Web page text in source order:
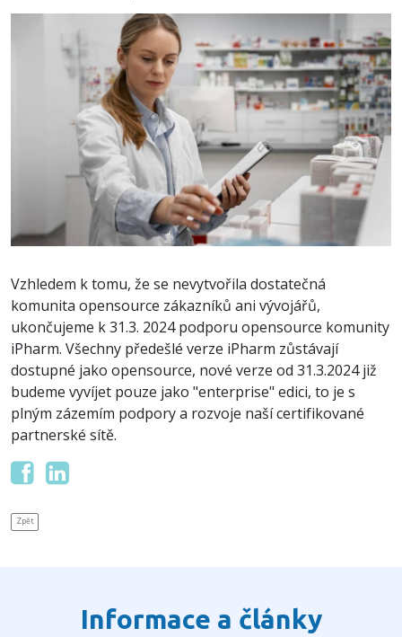
Vzhledem k tomu, že se nevytvořila dostatečná
komunita opensource zákazníků ani vývojářů,
ukončujeme k 31.3. 2024 podporu opensource komunity
iPharm. Všechny předešlé verze iPharm zůstávají
dostupné jako opensource, nové verze od 31.3.2024 již
budeme vyvíjet pouze jako "enterprise" edici, to je s
plným zázemím podpory a rozvoje naší certifikované
partnerské sítě.
Zpět
Informace a články